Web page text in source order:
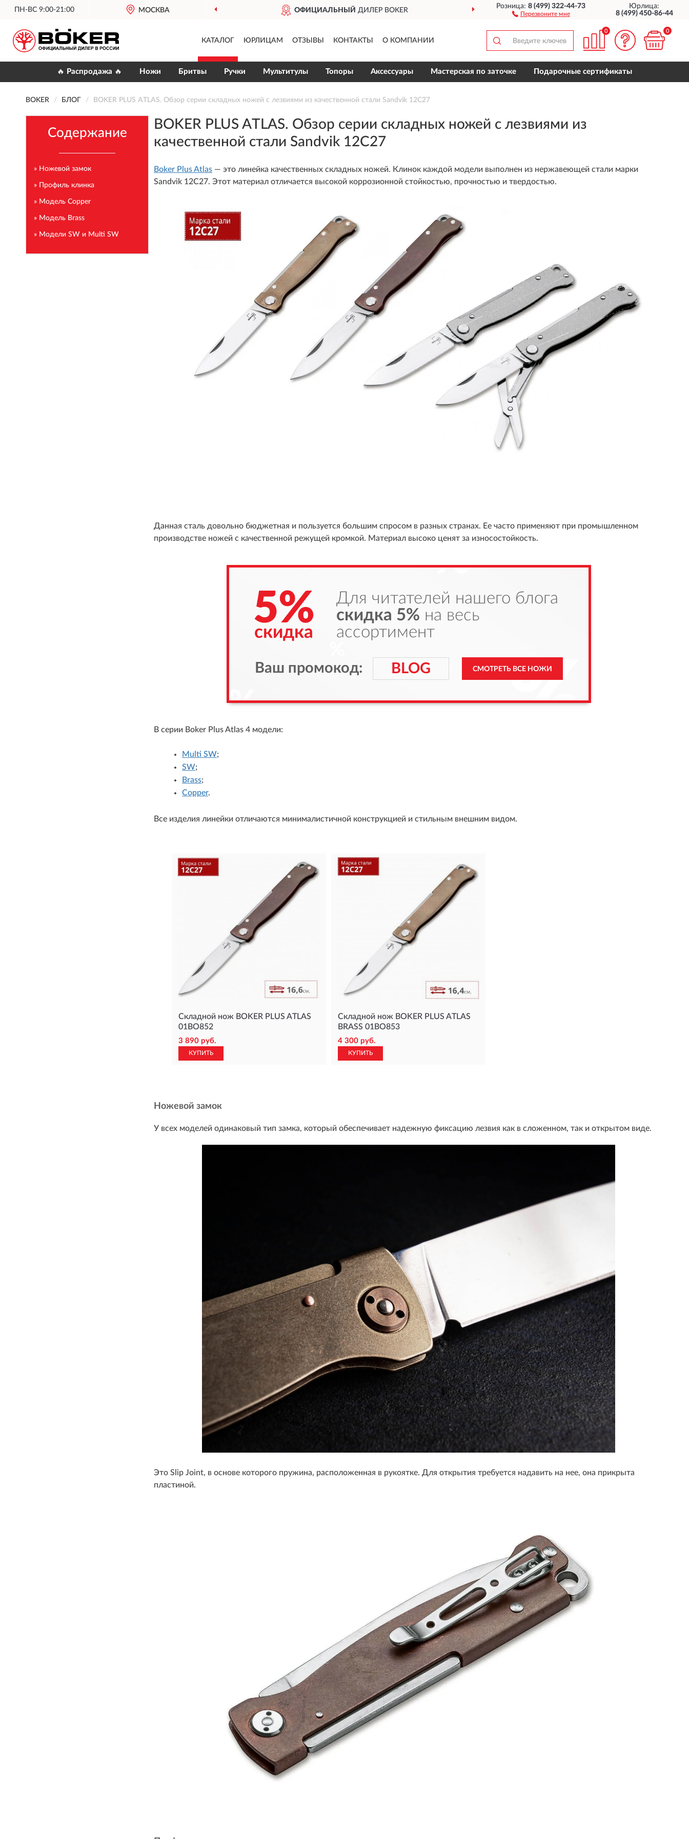
ПН-ВС 9:00-21:00 МОСКВА ОФИЦИАЛЬНЫЙДИЛЕР BOKER ДОСТАВИМ ПО ВСЕЙ РОССИИ
Розница:8 (499) 322-44-73
Перезвоните мне
Юрлица:
8 (499) 450-86-44
КАТАЛОГ ЮРЛИЦАМ ОТЗЫВЫ КОНТАКТЫ О КОМПАНИИ
0 0
🔥 Распродажа 🔥 Ножи Бритвы Ручки Мультитулы Топоры Аксессуары Мастерская по заточке Подарочные сертификаты
BOKER БЛОГ BOKER PLUS ATLAS. Обзор серии складных ножей с лезвиями из качественной стали Sandvik 12C27
Содержание
» Ножевой замок
» Профиль клинка
» Модель Copper
» Модель Brass
» Модели SW и Multi SW
BOKER PLUS ATLAS. Обзор серии складных ножей с лезвиями из
качественной стали Sandvik 12C27
Boker Plus Atlas — это линейка качественных складных ножей. Клинок каждой модели выполнен из нержавеющей стали марки
Sandvik 12C27. Этот материал отличается высокой коррозионной стойкостью, прочностью и твердостью.
Данная сталь довольно бюджетная и пользуется большим спросом в разных странах. Ее часто применяют при промышленном
производстве ножей с качественной режущей кромкой. Материал высоко ценят за износостойкость.
5%
скидка
Для читателей нашего блога
скидка 5% на весь
ассортимент
Ваш промокод: BLOG СМОТРЕТЬ ВСЕ НОЖИ
В серии Boker Plus Atlas 4 модели:
Multi SW;
SW;
Brass;
Copper.
Все изделия линейки отличаются минималистичной конструкцией и стильным внешним видом.
Складной нож BOKER PLUS ATLAS
01BO852
3 890 руб.
КУПИТЬ
Складной нож BOKER PLUS ATLAS
BRASS 01BO853
4 300 руб.
КУПИТЬ
Ножевой замок
У всех моделей одинаковый тип замка, который обеспечивает надежную фиксацию лезвия как в сложенном, так и открытом виде.
Это Slip Joint, в основе которого пружина, расположенная в рукоятке. Для открытия требуется надавить на нее, она прикрыта
пластиной.